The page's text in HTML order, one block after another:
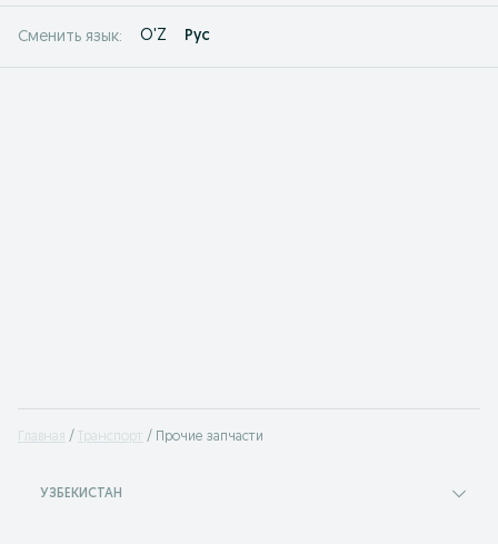
Сменить язык: O'Z Рус
Главная Транспорт Прочие запчасти
УЗБЕКИСТАН